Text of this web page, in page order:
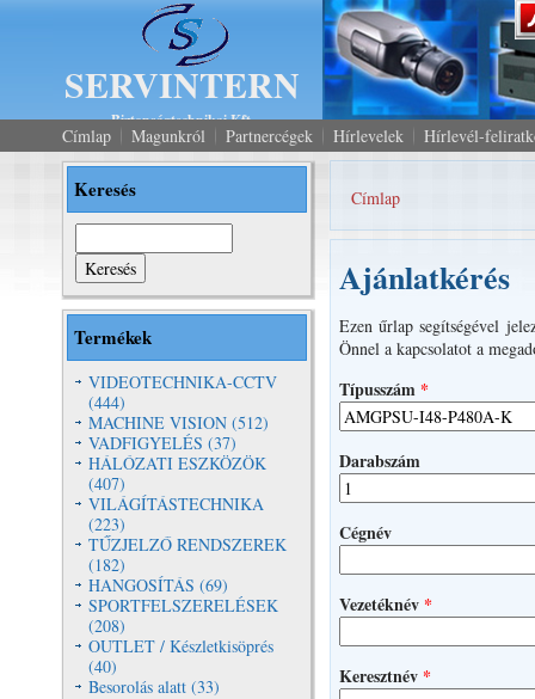
SERVINTERN
Biztonságtechnikai Kft.
Címlap Magunkról Partnercégek Hírlevelek Hírlevél-
Keresés
Termékek
VIDEOTECHNIKA-CCTV
(444)
MACHINE VISION (512)
VADFIGYELÉS (37)
HÁLÓZATI ESZKÖZÖK
(407)
VILÁGÍTÁSTECHNIKA
(223)
TŰZJELZŐ RENDSZEREK
(182)
HANGOSÍTÁS (69)
SPORTFELSZERELÉSEK
(208)
OUTLET / Készletkisöprés
(40)
Besorolás alatt (33)
Jelenlegi hely
Címlap
Ajánlatkérés
Ezen űrlap segítségével
Önnel a kapcsolatot a
Típusszám *
Darabszám
Cégnév
Vezetéknév *
Keresztnév *